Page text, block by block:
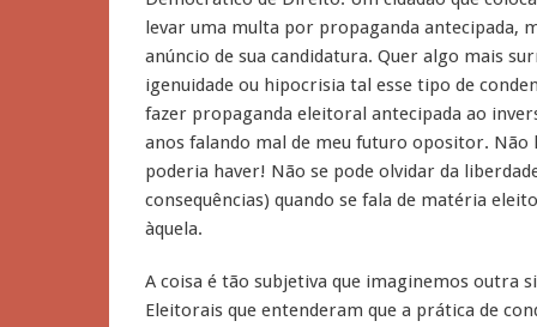
levar uma multa por propaganda antecipada,
anúncio de sua candidatura. Quer algo mais
igenuidade ou hipocrisia tal esse tipo de
fazer propaganda eleitoral antecipada ao
anos falando mal de meu futuro opositor.
poderia haver! Não se pode olvidar da
consequências) quando se fala de matéria
àquela.
A coisa é tão subjetiva que imaginemos outra
Eleitorais que entenderam que a prática de